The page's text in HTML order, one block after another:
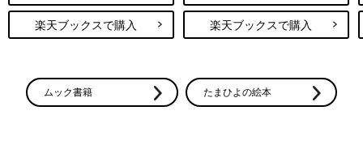
ご紹介したトイトレグッズは、どれも便利で役立ちそうなものば
性もバツグン♪ 気になるアイテムは、ぜひチェックしてみてくだ
さいね。
楽天ブックスで購入 楽天ブックスで購入
ムック書籍 たまひよの絵本